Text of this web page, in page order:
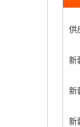
供
新
新
新